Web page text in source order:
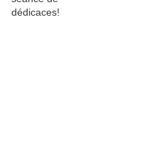
dédicaces!